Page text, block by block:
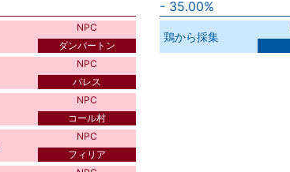
35.00%
NPC
ダンバートン
NPC
バレス
NPC
コール村
NPC
フィリア
鶏から採集